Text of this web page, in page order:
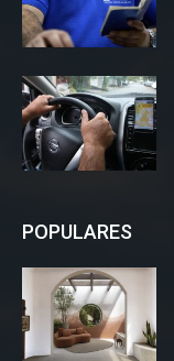
POPULARES